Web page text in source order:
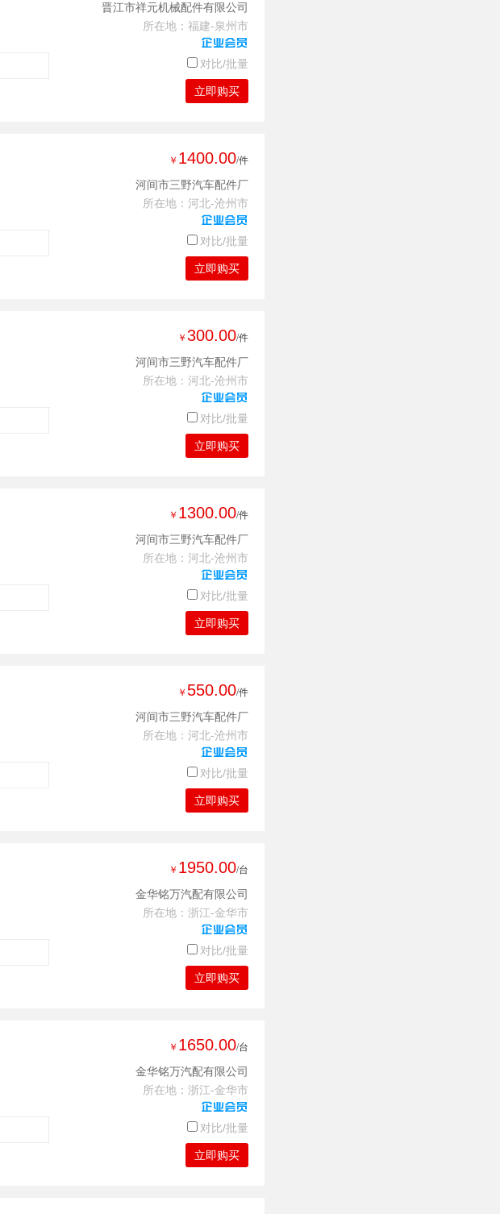
晋江市祥元机械配件有限公司
所在地：福建-泉州市
对比/批量
立即购买
￥ 1400.00/件
河间市三野汽车配件厂
所在地：河北-沧州市
对比/批量
立即购买
￥ 300.00/件
河间市三野汽车配件厂
所在地：河北-沧州市
对比/批量
立即购买
￥ 1300.00/件
河间市三野汽车配件厂
所在地：河北-沧州市
对比/批量
立即购买
￥ 550.00/件
河间市三野汽车配件厂
所在地：河北-沧州市
对比/批量
立即购买
￥ 1950.00/台
金华铭万汽配有限公司
所在地：浙江-金华市
对比/批量
立即购买
￥ 1650.00/台
金华铭万汽配有限公司
所在地：浙江-金华市
对比/批量
立即购买